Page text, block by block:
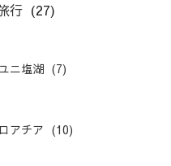
行 (27)
ニ塩湖 (7)
アチア (10)